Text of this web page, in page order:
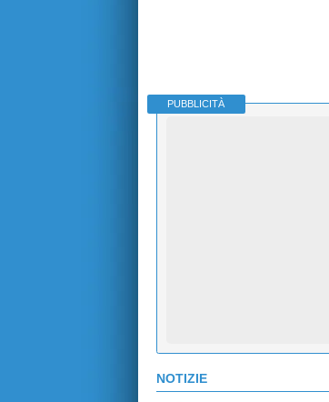
PUBBLICITÀ
NOTIZIE